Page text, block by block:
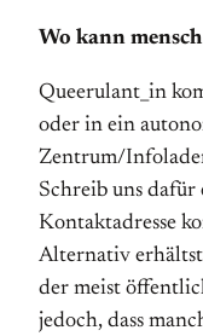
Wo kann
Queerulant_in
oder in ein
Zentrum/
Schreib uns
Kontaktadresse
Alternativ erhältst
der meist
jedoch, dass